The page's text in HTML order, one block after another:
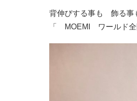
背伸びする事も 飾る事
「 MOEMI ワールド全